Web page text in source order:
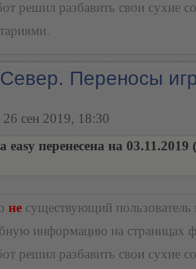
решил разбавить свои сухие
Переносы
26 сен 2019, 18:30
easy перенесена на
не существующий пользователь
информацию на страницах
решил разбавить свои сухие